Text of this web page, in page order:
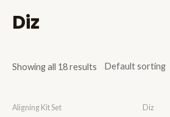
Diz
Showing all 18 results
Aligning Kit Set Diz